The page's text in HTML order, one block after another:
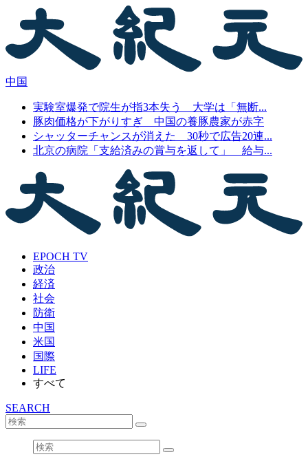
中国
実験室爆発で院生が指3本失う 大学は「無断...
豚肉価格が下がりすぎ 中国の養豚農家が赤字
シャッターチャンスが消えた 30秒で広告20連...
北京の病院「支給済みの賞与を返して」 給与...
EPOCH TV
政治
経済
社会
防衛
中国
米国
国際
LIFE
すべて
SEARCH